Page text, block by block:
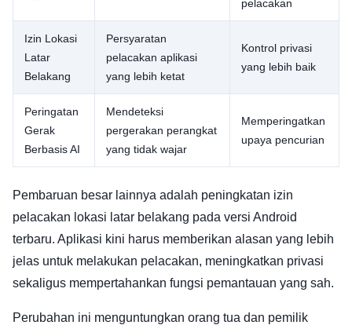
pelacakan
Izin Lokasi
Latar
Belakang
Persyaratan
pelacakan aplikasi
yang lebih ketat
Kontrol privasi
yang lebih baik
Peringatan
Gerak
Berbasis AI
Mendeteksi
pergerakan perangkat
yang tidak wajar
Memperingatkan
upaya pencurian
Pembaruan besar lainnya adalah peningkatan izin
pelacakan lokasi latar belakang pada versi Android
terbaru. Aplikasi kini harus memberikan alasan yang lebih
jelas untuk melakukan pelacakan, meningkatkan privasi
sekaligus mempertahankan fungsi pemantauan yang sah.
Perubahan ini menguntungkan orang tua dan pemilik